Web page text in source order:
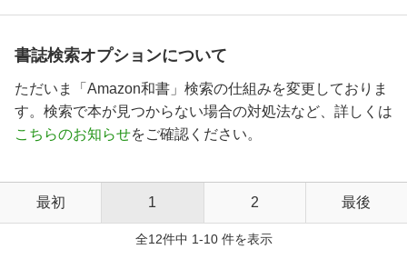
書誌検索オプションについて
ただいま「Amazon和書」検索の仕組みを変更しておりま
す。検索で本が見つからない場合の対処法など、詳しくは
こちらのお知らせをご確認ください。
最初 1 2 最後
全12件中 1-10 件を表示